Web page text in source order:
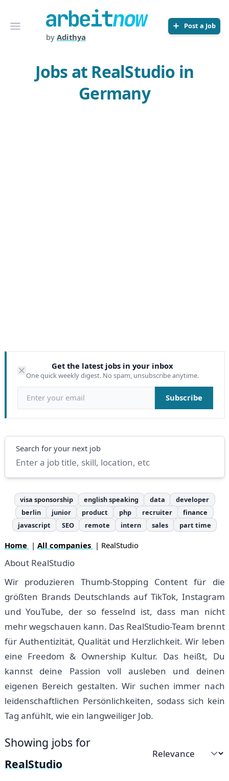
Open menu
Arbeitnow
by Adithya
Post a Job
Jobs at RealStudio in
Germany
Get the latest jobs in your inbox
One quick weekly digest. No spam, unsubscribe anytime.
Email address Subscribe
Search
Search for your next job
visa sponsorship english speaking data
developer
berlin
junior product php recruiter
finance
javascript
SEO remote intern sales part time
Home | All companies | RealStudio
About RealStudio
Wir produzieren Thumb-Stopping Content für die
größten Brands Deutschlands auf TikTok, Instagram
und YouTube, der so fesselnd ist, dass man nicht
mehr wegschauen kann. Das RealStudio-Team brennt
für Authentizität, Qualität und Herzlichkeit. Wir leben
eine Freedom & Ownership Kultur. Das heißt, Du
kannst deine Passion voll ausleben und deinen
eigenen Bereich gestalten. Wir suchen immer nach
leidenschaftlichen Persönlichkeiten, sodass sich kein
Tag anfühlt, wie ein langweiliger Job.
Showing jobs for
RealStudio
Sort by